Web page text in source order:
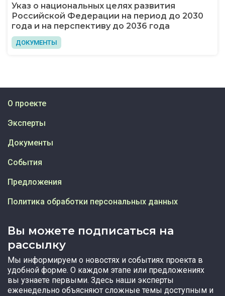
Указ о национальных целях развития
Российской Федерации на период до 2030
года и на перспективу до 2036 года
ДОКУМЕНТЫ
Вы можете подписаться на
рассылку
Мы информируем о новостях и событиях проекта в
удобной форме. О каждом этапе или предложениях
вы узнаете первыми. Здесь наши эксперты
еженедельно объясняют сложные темы доступным и
О проекте
Эксперты
Документы
События
Предложения
Политика обработки персональных данных